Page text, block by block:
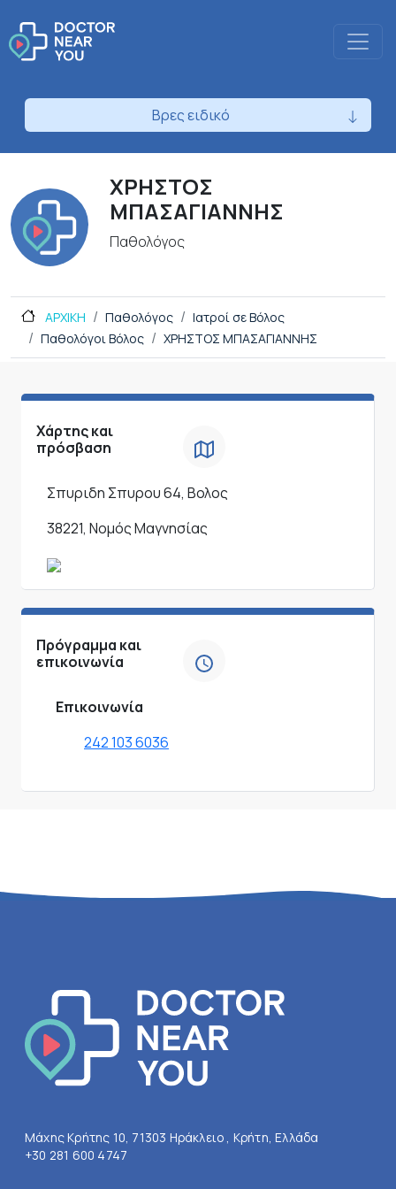
Βρες ειδικό
ΧΡΗΣΤΟΣ
ΜΠΑΣΑΓΙΑΝΝΗΣ
Παθολόγος
ΑΡΧΙΚΗ Παθολόγος
Ιατροί σε Βόλος
Παθολόγοι Βόλος
ΧΡΗΣΤΟΣ ΜΠΑΣΑΓΙΑΝΝΗΣ
Χάρτης και
πρόσβαση
Σπυριδη Σπυρου 64, Βολος
38221, Νομός Μαγνησίας
Πρόγραμμα και
επικοινωνία
Επικοινωνία
242 103 6036
Μάχης Κρήτης 10, 71303 Ηράκλειο , Κρήτη, Ελλάδα
+30 281 600 4747